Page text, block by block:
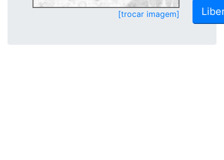
[trocar imagem]